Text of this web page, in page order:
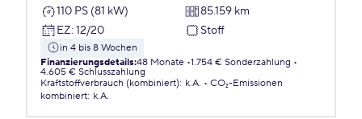
110 PS (81 kW)
85.159 km
EZ: 12/20 Stoff
in 4 bis 8 Wochen
Finanzierungsdetails:48 Monate 1.754 € Sonderzahlung
4.605 € Schlusszahlung
Kraftstoffverbrauch (kombiniert): k.A.
CO₂-Emissionen
kombiniert: k.A.